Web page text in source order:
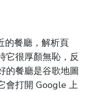
的餐廳，解析頁
它很厚顏無恥，反
的餐廳是谷歌地圖
會打開 Google 上